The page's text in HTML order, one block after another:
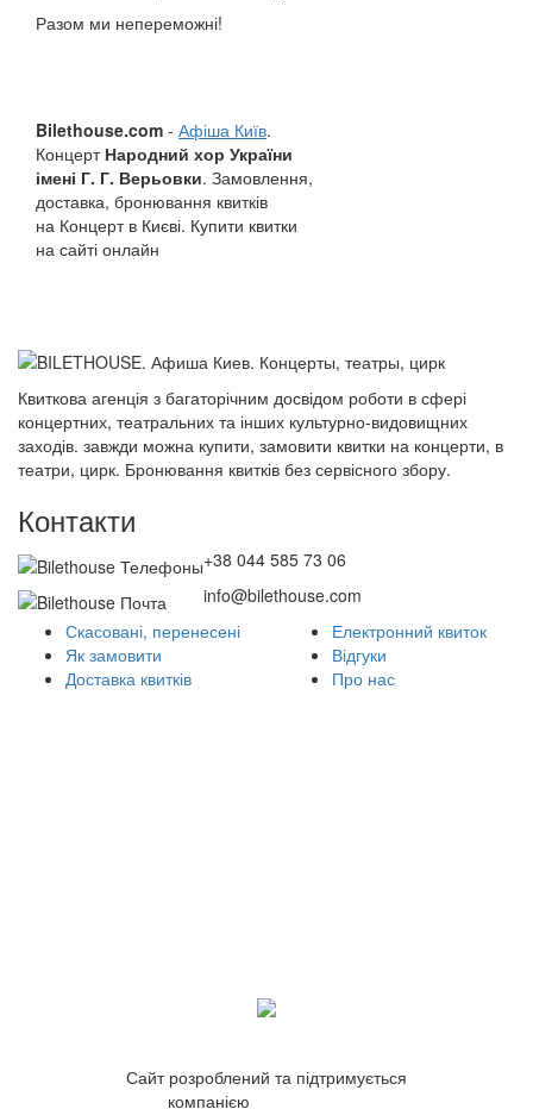
Разом ми непереможні!
Bilethouse.com - Афіша Київ.
Концерт Народний хор України
імені Г. Г. Верьовки. Замовлення,
доставка, бронювання квитків
на Концерт в Києві. Купити квитки
на сайті онлайн
Квиткова агенція з багаторічним досвідом роботи в сфері
концертних, театральних та інших культурно-видовищних
заходів. завжди можна купити, замовити квитки на концерти, в
театри, цирк. Бронювання квитків без сервісного збору.
Контакти
+38 044 585 73 06
info@bilethouse.com
Скасовані, перенесені
Як замовити
Доставка квитків
Електронний квиток
Відгуки
Про нас
Сайт розроблений та підтримується
компанією